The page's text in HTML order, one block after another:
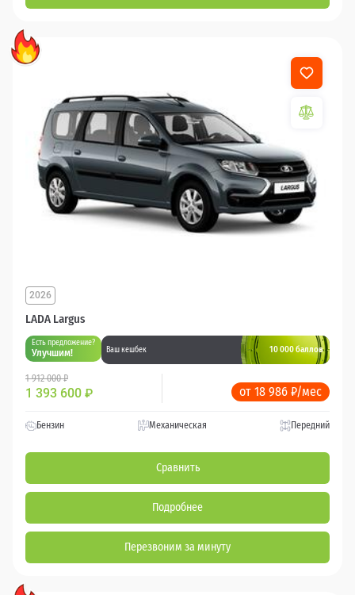
LADA Largus
2026
Есть предложение?
Улучшим! Ваш кешбек 10 000 баллов
1 912 000 ₽
1 393 600 ₽ от 18 986 ₽/мес
Бензин Механическая Передний
Сравнить
Подробнее
Перезвоним за минуту